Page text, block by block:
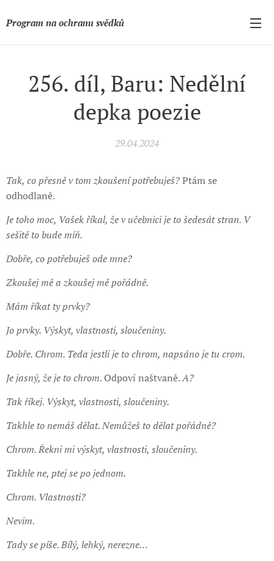
Program na ochranu svědků
256. díl, Baru: Nedělní
depka poezie
29.04.2024
Tak, co přesně v tom zkoušení potřebuješ?Ptám se
odhodlaně.
Je toho moc, Vašek říkal, že v učebnici je to šedesát stran. V
sešitě to bude míň.
Dobře, co potřebuješ ode mne?
Zkoušej mě a zkoušej mě pořádně.
Mám říkat ty prvky?
Jo prvky. Výskyt, vlastnosti, sloučeniny.
Dobře. Chrom. Teda jestli je to chrom, napsáno je tu crom.
Je jasný, že je to chrom. Odpoví naštvaně.A?
Tak říkej. Výskyt, vlastnosti, sloučeniny.
Takhle to nemáš dělat. Nemůžeš to dělat pořádně?
Chrom. Řekni mi výskyt, vlastnosti, sloučeniny.
Takhle ne, ptej se po jednom.
Chrom. Vlastnosti?
Nevim.
Tady se píše. Bílý, lehký, nerezne…